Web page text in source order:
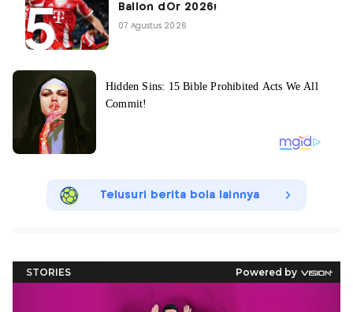
Ballon dOr 2026!
07 Agustus 2026
Telusuri berita bola lainnya